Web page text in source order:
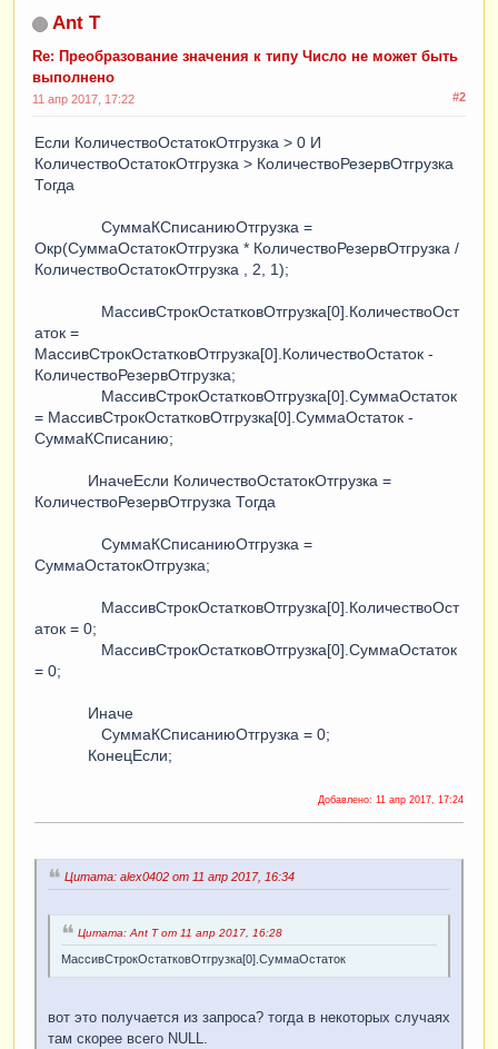
Ant T
Re: Преобразование значения к типу Число не может быть
выполнено
#2
11 апр 2017, 17:22
Если КоличествоОстатокОтгрузка > 0 И
КоличествоОстатокОтгрузка > КоличествоРезервОтгрузка
Тогда
СуммаКСписаниюОтгрузка =
Окр(СуммаОстатокОтгрузка * КоличествоРезервОтгрузка /
КоличествоОстатокОтгрузка , 2, 1);
МассивСтрокОстатковОтгрузка[0].КоличествоОст
аток =
МассивСтрокОстатковОтгрузка[0].КоличествоОстаток -
КоличествоРезервОтгрузка;
МассивСтрокОстатковОтгрузка[0].СуммаОстаток
= МассивСтрокОстатковОтгрузка[0].СуммаОстаток -
СуммаКСписанию;
ИначеЕсли КоличествоОстатокОтгрузка =
КоличествоРезервОтгрузка Тогда
СуммаКСписаниюОтгрузка =
СуммаОстатокОтгрузка;
МассивСтрокОстатковОтгрузка[0].КоличествоОст
аток = 0;
МассивСтрокОстатковОтгрузка[0].СуммаОстаток
= 0;
Иначе
СуммаКСписаниюОтгрузка = 0;
КонецЕсли;
Добавлено: 11 апр 2017, 17:24
Цитата: alex0402 от 11 апр 2017, 16:34
Цитата: Ant T от 11 апр 2017, 16:28
МассивСтрокОстатковОтгрузка[0].СуммаОстаток
вот это получается из запроса? тогда в некоторых случаях
там скорее всего NULL.